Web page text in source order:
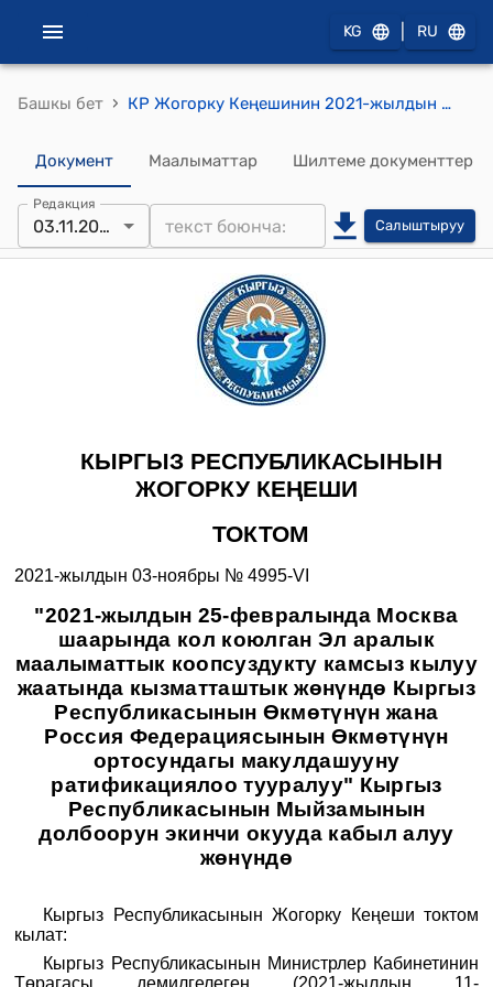
KG RU
Башкы бет › КР Жогорку Кеңешинин 2021-жылдын 03-ноябрындагы № 4995-VI ""2021-жылдын 25-февралында Москва шаарында кол коюлган Эл аралык маалыматтык коопсуздукту камсыз кылуу жаатында кызматташтык жөнүндө Кыргыз Республикасынын Өкмөтүнүн жана Россия Федерациясынын Өкмөтүнүн ортосундагы макулдашууну ратификациялоо тууралуу" Кыргыз Республикасынын Мыйзамынын долбоорун экинчи окууда кабыл алуу жөнүндө" токтому
Документ Маалыматтар Шилтеме документтер
Редакция
03.11.2021 Салыштыруу